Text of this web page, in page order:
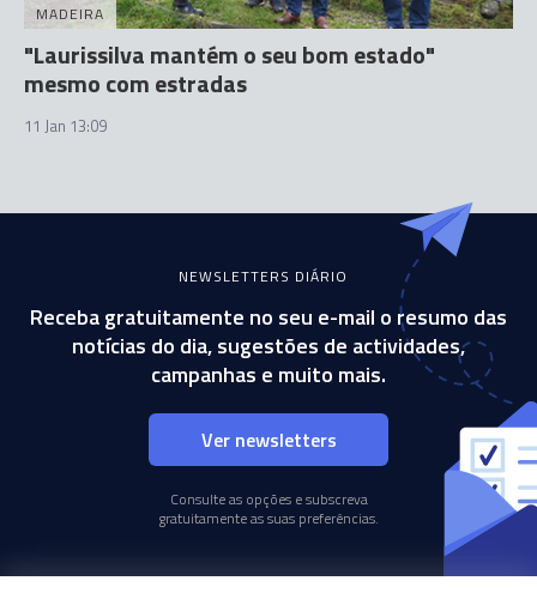
MADEIRA
"Laurissilva mantém o seu bom estado"
mesmo com estradas
11 Jan 13:09
NEWSLETTERS DIÁRIO
Receba gratuitamente no seu e-mail o resumo das
notícias do dia, sugestões de actividades,
campanhas e muito mais.
Ver newsletters
Consulte as opções e subscreva
gratuitamente as suas preferências.